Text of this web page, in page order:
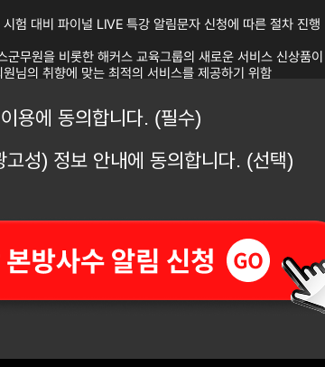
험 대비 파이널 LIVE 특강 알림문자 신청에 따른 절차 진행
군무원을 비롯한 해커스 교육그룹의 새로운 서비스 신상품이
님의 취향에 맞는 최적의 서비스를 제공하기 위함
집한 개인정보는 수집 시로부터 1년 간 이용하며, 내역 관리
기합니다. (총 2년 보유) 다만, 보유 및 이용기간 동안 개인정보
의를 거부할 수 있습니다. 다만, 개인정보 수집이용에 거부하
시험 대비 파이널 LIVE 특강 사전 알림문자 신청이 제한됩
용에 동의합니다. (필수)
고성) 정보 안내에 동의합니다. (선택)